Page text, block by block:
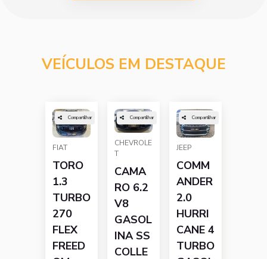
VEÍCULOS EM DESTAQUE
Compartilhar
FIAT
TORO
1.3
TURBO
270
FLEX
FREED
Compartilhar
CHEVROLE
T
CAMA
RO 6.2
V8
GASOL
INA SS
COLLE
Compartilhar
JEEP
COMM
ANDER
2.0
HURRI
CANE 4
TURBO